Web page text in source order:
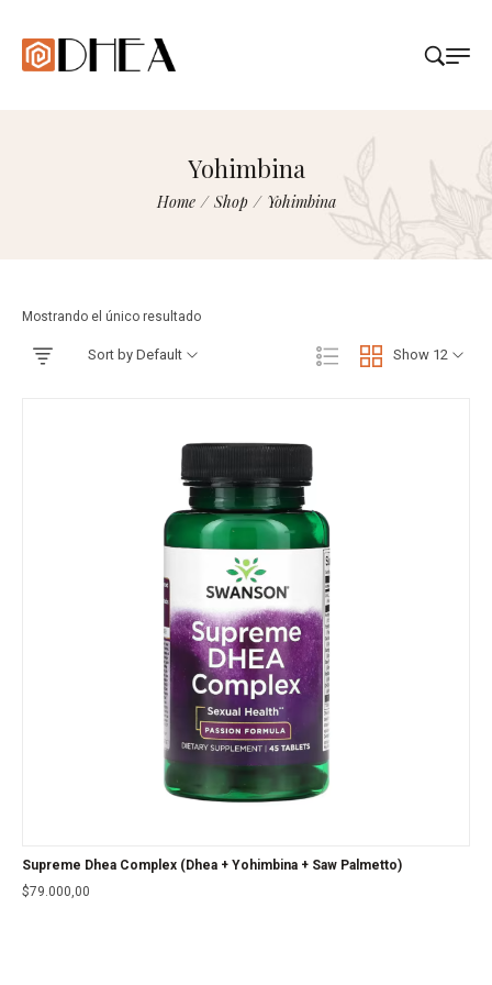
Yohimbina
Home / Shop / Yohimbina
Mostrando el único resultado
Show 12
Sort by Default
Supreme Dhea Complex (Dhea + Yohimbina + Saw Palmetto)
$79.000,00